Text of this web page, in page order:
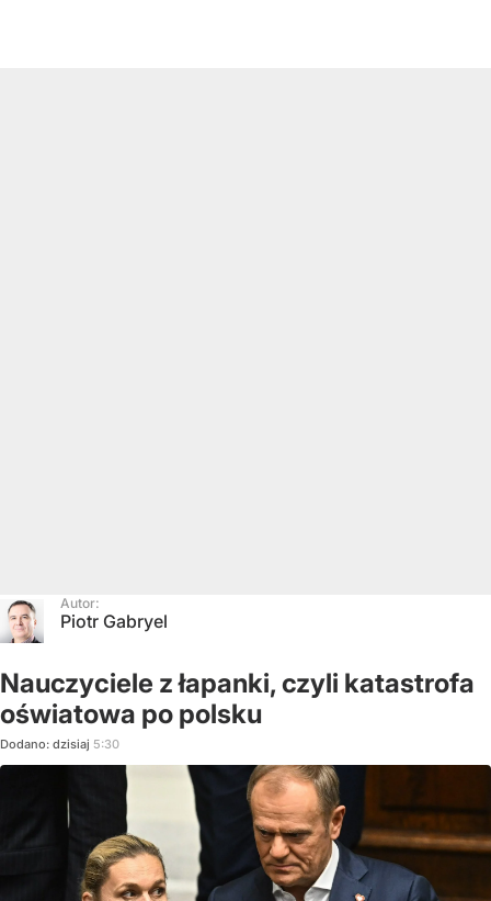
Autor:
Piotr Gabryel
Nauczyciele z łapanki, czyli katastrofa
oświatowa po polsku
Dodano: dzisiaj 5:30